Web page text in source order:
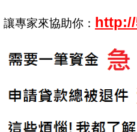
讓專家來協助你：